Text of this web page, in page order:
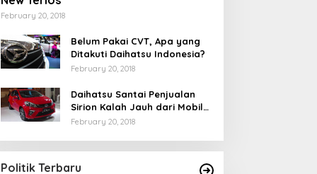
February 20, 2018
Belum Pakai CVT, Apa yang
Ditakuti Daihatsu Indonesia?
February 20, 2018
Daihatsu Santai Penjualan
Sirion Kalah Jauh dari Mobil
LCGC
February 20, 2018
Politik Terbaru